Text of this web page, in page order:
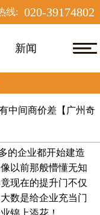
线: 020-39174802
新闻
中间商价差【广州奇
的企业都开始建造
以前那般懵懂无知
现在的提升门不仅
数是给企业充当门
锦上添花！